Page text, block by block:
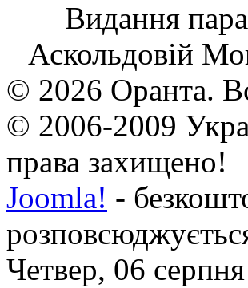
Видання
Аскольдовій
© 2026 Оранта.
© 2006-2009
права захищено!
Joomla! -
Четвер, 06